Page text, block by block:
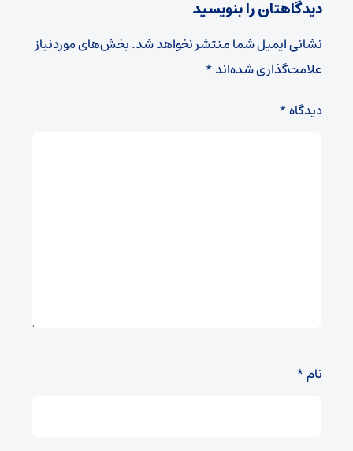
دیدگاهتان را بنویسید
نشانی ایمیل شما منتشر نخواهد شد.بخش‌های موردنیاز
علامت‌گذاری شده‌اند*
دیدگاه*
نام*